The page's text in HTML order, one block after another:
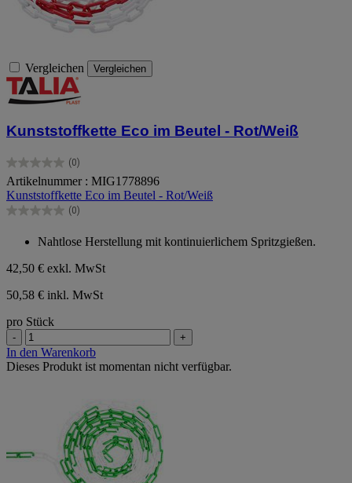
Vergleichen Vergleichen
Kunststoffkette Eco im Beutel - Rot/Weiß
(0)
0.0
von
5
Sternen.
Artikelnummer : MIG1778896
Kunststoffkette Eco im Beutel - Rot/Weiß
(0)
0.0
Nahtlose Herstellung mit kontinuierlichem Spritzgießen.
42,50 € exkl. MwSt
50,58 € inkl. MwSt
pro Stück
- +
In den Warenkorb
Dieses Produkt ist momentan nicht verfügbar.